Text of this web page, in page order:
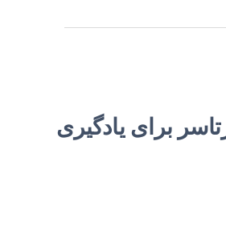
برای یادگیری